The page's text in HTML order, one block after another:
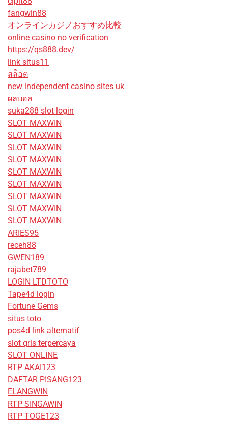
fangwin88
オンラインカジノおすすめ比較
online casino no verification
https://qs888.dev/
link situs11
สล็อต
new independent casino sites uk
ผลบอล
suka288 slot login
SLOT MAXWIN
SLOT MAXWIN
SLOT MAXWIN
SLOT MAXWIN
SLOT MAXWIN
SLOT MAXWIN
SLOT MAXWIN
SLOT MAXWIN
SLOT MAXWIN
ARIES95
receh88
GWEN189
rajabet789
LOGIN LTDTOTO
Tape4d login
Fortune Gems
situs toto
pos4d link alternatif
slot qris terpercaya
SLOT ONLINE
RTP AKAI123
DAFTAR PISANG123
ELANGWIN
RTP SINGAWIN
RTP TOGE123